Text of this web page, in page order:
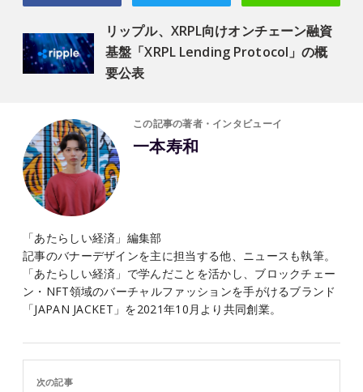
リップル、XRPL向けオンチェーン融資
基盤「XRPL Lending Protocol」の概
要公表
この記事の著者・インタビューイ
一本寿和
「あたらしい経済」編集部
記事のバナーデザインを主に担当する他、ニュースも執筆。
「あたらしい経済」で学んだことを活かし、ブロックチェー
ン・NFT領域のバーチャルファッションを手がけるブランド
「JAPAN JACKET」を2021年10月より共同創業。
次の記事